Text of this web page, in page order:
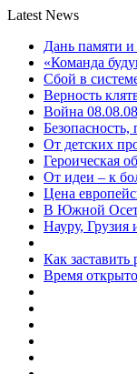
Latest News
Дань памяти
«Команда
Сбой в
Верность
Война
Безопасность,
От детских
Героическая
От идеи – к
Цена
В Южной
Науру, Грузия
Как заставить
Время